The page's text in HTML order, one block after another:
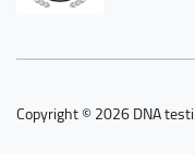
Copyright © 2026 DNA